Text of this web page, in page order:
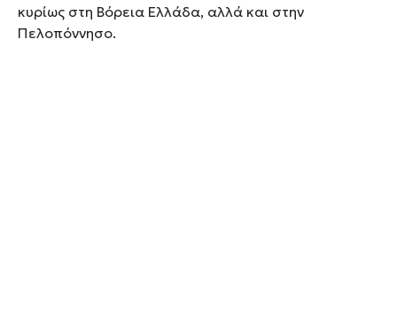
κυρίως στη Βόρεια Ελλάδα, αλλά και στην
Πελοπόννησο.